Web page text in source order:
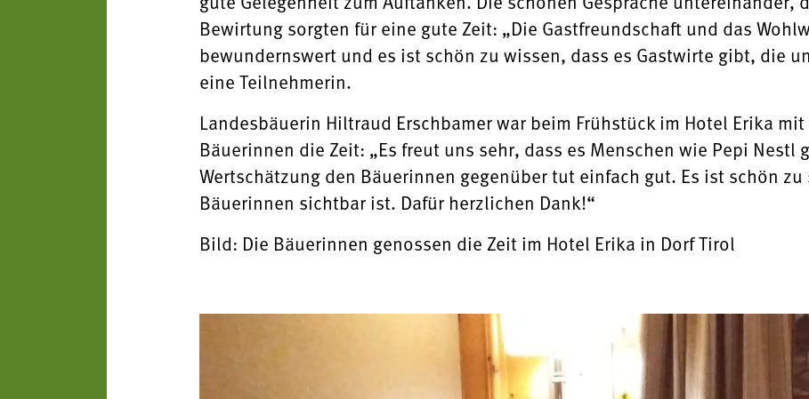
Bewirtung sorgten für eine gute Zeit: „Die Gastfreundschaft und das
bewundernswert und es ist schön zu wissen, dass es Gastwirte gibt, die
eine Teilnehmerin.
Landesbäuerin Hiltraud Erschbamer war beim Frühstück im Hotel Erika
Bäuerinnen die Zeit: „Es freut uns sehr, dass es Menschen wie Pepi Nestl
Wertschätzung den Bäuerinnen gegenüber tut einfach gut. Es ist schön
Bäuerinnen sichtbar ist. Dafür herzlichen Dank!“
Bild: Die Bäuerinnen genossen die Zeit im Hotel Erika in Dorf Tirol